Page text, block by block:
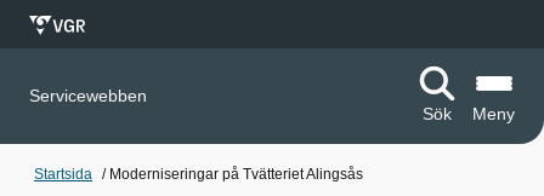
Servicewebben
Sök
Meny
Startsida / Moderniseringar på Tvätteriet Alingsås